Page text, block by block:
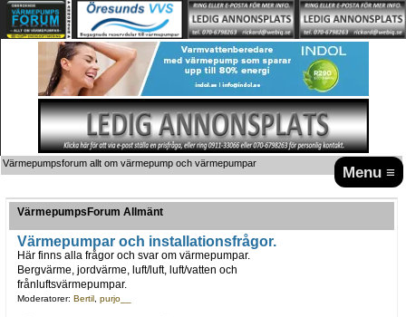
Menu ≡
Värmepumpsforum allt om värmepump och värmepumpar
VärmepumpsForum Allmänt
Värmepumpar och installationsfrågor.
Här finns alla frågor och svar om värmepumpar.
Bergvärme, jordvärme, luft/luft, luft/vatten och
frånluftsvärmepumpar.
Moderatorer: Bertil, purjo__